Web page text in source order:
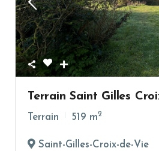
Terrain Saint Gilles
Terrain 519 m2
Saint-Gilles-Croix-de-Vie